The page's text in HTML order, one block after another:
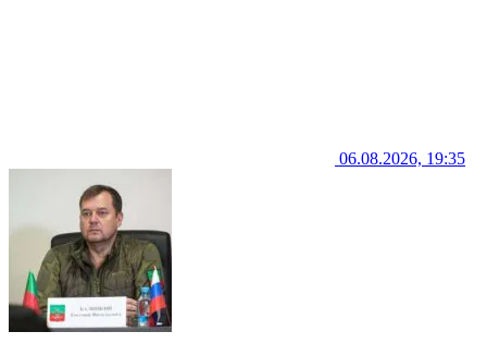
06.08.2026, 19:35